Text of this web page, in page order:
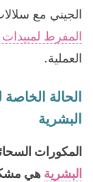
الجيني مع
المفرط لمبيدات
العملية.
الحالة
البشرية
المكورات
البشرية هي